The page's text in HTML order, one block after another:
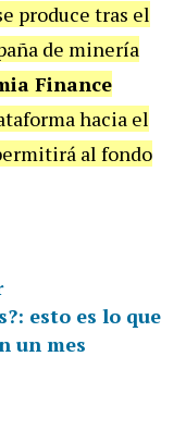
produce tras el
de minería
Finance
hacia el
al fondo
esto es lo que
un mes